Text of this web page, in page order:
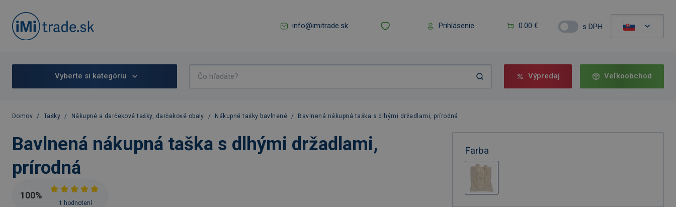
info@imitrade.sk Prihlásenie 0.00 € s DPH
Vyberte si kategóriu Výpredaj Veľkoobchod
Domov / Tašky / Nákupné a darčekové tašky, darčekové obaly / Nákupné tašky bavlnené / Bavlnená nákupná taška s dlhými držadlami, prírodná
Bavlnená nákupná taška s dlhými držadlami,
prírodná
100%
1 hodnotení
Farba